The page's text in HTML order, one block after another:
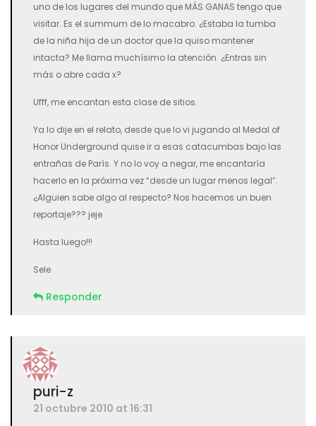
uno de los lugares del mundo que MÁS GANAS tengo que
visitar. Es el summum de lo macabro. ¿Estaba la tumba
de la niña hija de un doctor que la quiso mantener
intacta? Me llama muchísimo la atención. ¿Entras sin
más o abre cada x?
Ufff, me encantan esta clase de sitios.
Ya lo dije en el relato, desde que lo vi jugando al Medal of
Honor Underground quise ir a esas catacumbas bajo las
entrañas de París. Y no lo voy a negar, me encantaría
hacerlo en la próxima vez “desde un lugar menos legal”.
¿Alguien sabe algo al respecto? Nos hacemos un buen
reportaje??? jeje
Hasta luego!!!
Sele
Responder
puri-z
21 octubre 2010 at 16:31